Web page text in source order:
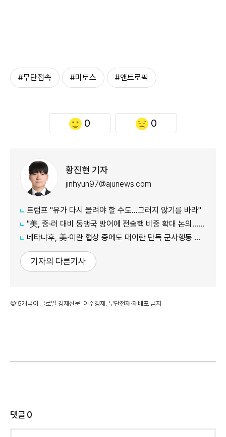
#무단접속 #미토스 #앤트로픽
0 0
황진현 기자
jinhyun97@ajunews.com
트럼프 "유가 다시 올려야 할 수도…그러지 않기를 바라"
"美, 중·러 대비 동맹국 방어에 전술핵 비중 확대 논의…한·일 안보 영향 전망"
네타냐후, 美·이란 협상 중에도 대이란 단독 군사행동 시사…"필요한 모든 조치 취할 것"
기자의 다른기사
©'5개국어 글로벌 경제신문' 아주경제. 무단전재·재배포 금지
댓글0